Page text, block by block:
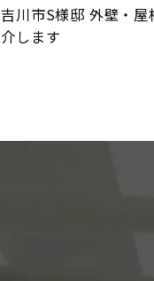
吉川市S様邸 外壁・
介します